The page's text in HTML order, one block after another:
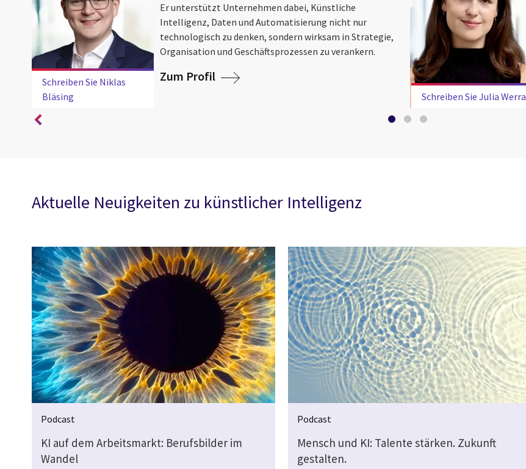
Schreiben Sie Niklas
Bläsing
Er unterstützt Unternehmen dabei, Künstliche
Intelligenz, Daten und Automatisierung nicht nur
technologisch zu denken, sondern wirksam in Strategie,
Organisation und Geschäftsprozessen zu verankern.
Zum Profil
Schreiben Sie Julia Werra
Aktuelle Neuigkeiten zu künstlicher Intelligenz
Podcast
KI auf dem Arbeitsmarkt: Berufsbilder im
Wandel
Podcast
Mensch und KI: Talente stärken. Zukunft
gestalten.